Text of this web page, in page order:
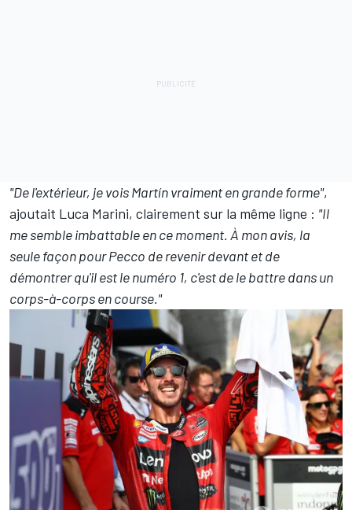
"De l'extérieur, je vois Martín vraiment en grande forme",
ajoutait Luca Marini, clairement sur la même ligne : "Il
me semble imbattable en ce moment. À mon avis, la
seule façon pour Pecco de revenir devant et de
démontrer qu'il est le numéro 1, c'est de le battre dans un
corps-à-corps en course."